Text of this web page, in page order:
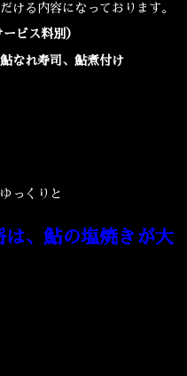
ける内容になっております。
ビス料別）
なれ寿司、鮎煮付け
っくりと
、鮎の塩焼きが大